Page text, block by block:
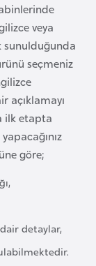
veya
sunulduğunda
seçmeniz
açıklamayı
ilk etapta
göre;
detaylar,